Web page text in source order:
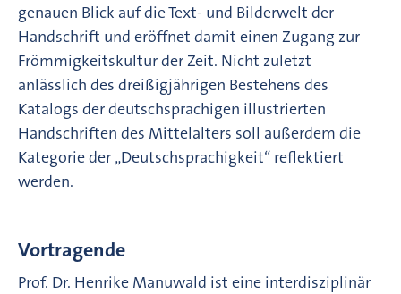
genauen Blick auf die Text- und Bilderwelt der
Handschrift und eröffnet damit einen Zugang zur
Frömmigkeitskultur der Zeit. Nicht zuletzt
anlässlich des dreißigjährigen Bestehens des
Katalogs der deutschsprachigen illustrierten
Handschriften des Mittelalters soll außerdem die
Kategorie der „Deutschsprachigkeit“ reflektiert
werden.
Vortragende
Prof. Dr. Henrike Manuwald ist eine interdisziplinär